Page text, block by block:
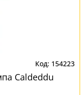
154223
Caldeddu